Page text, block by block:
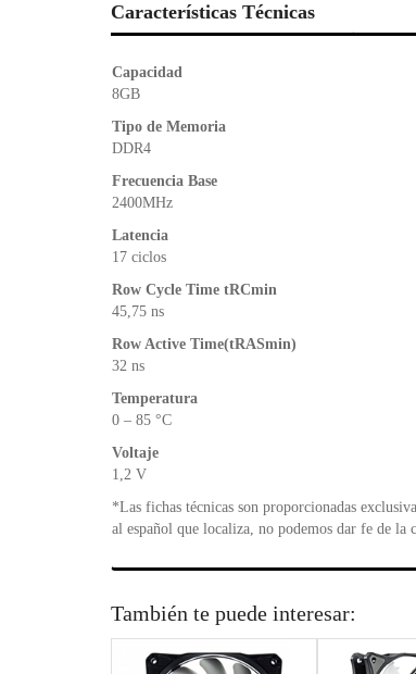
Características Técnicas
Capacidad
8GB
Tipo de Memoria
DDR4
Frecuencia Base
2400MHz
Latencia
17 ciclos
Row Cycle Time tRCmin
45,75 ns
Row Active Time(tRASmin)
32 ns
Temperatura
0 – 85 °C
Voltaje
1,2 V
*Las fichas técnicas son proporcionadas
al español que localiza, no podemos dar fe de la
También te puede interesar: